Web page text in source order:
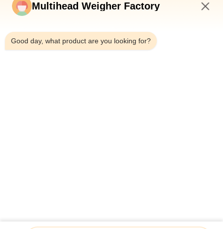
Multihead Weigher Factory
Good day, what product are you looking for?